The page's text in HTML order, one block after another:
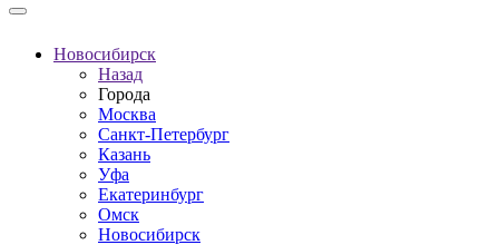
Новосибирск
Назад
Города
Москва
Санкт-Петербург
Казань
Уфа
Екатеринбург
Омск
Новосибирск